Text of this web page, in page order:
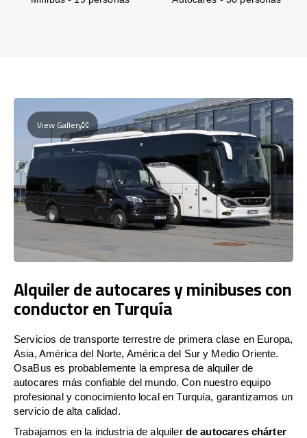
View Gallery
Alquiler de autocares y minibuses con
conductor en Turquía
Servicios de transporte terrestre de primera clase en Europa,
Asia, América del Norte, América del Sur y Medio Oriente.
OsaBus es probablemente la empresa de alquiler de
autocares más confiable del mundo. Con nuestro equipo
profesional y conocimiento local en Turquía, garantizamos un
servicio de alta calidad.
Trabajamos en la industria de alquiler de autocares chárter